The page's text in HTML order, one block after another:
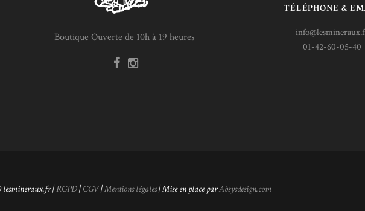
Boutique Ouverte de 10h à 19 heures
TÉLÉPHONE &
01-42-60-05-40
lesmineraux.fr |RGPD| CGV|Mentions légales| Mise en place parAbsysdesign.com